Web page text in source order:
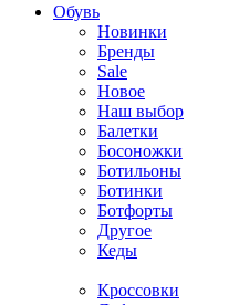
Обувь
Новинки
Бренды
Sale
Новое
Наш выбор
Балетки
Босоножки
Ботильоны
Ботинки
Ботфорты
Другое
Кеды
Кроссовки